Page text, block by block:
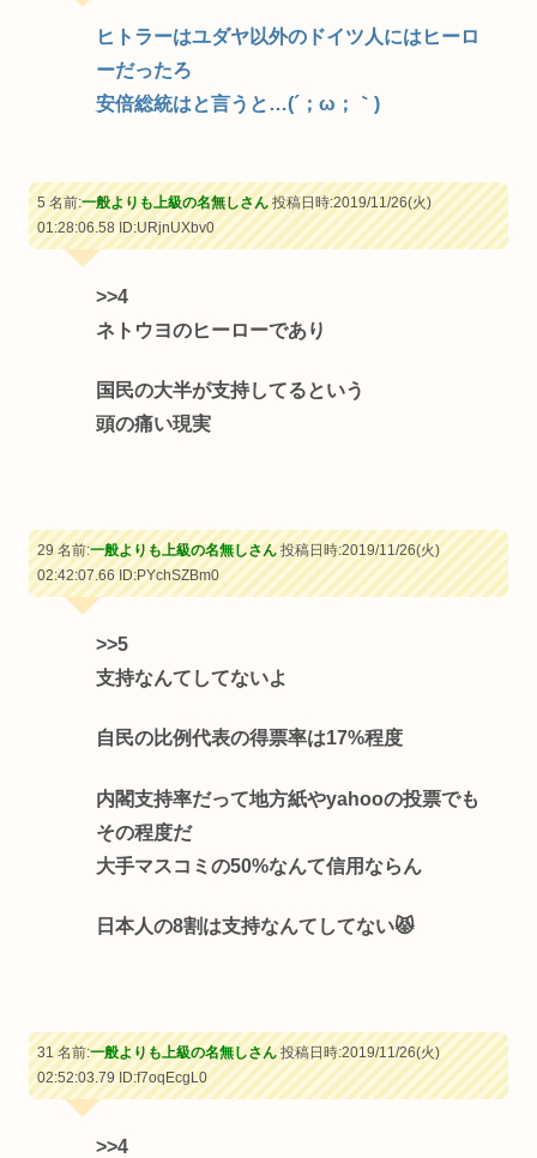
ヒトラーはユダヤ以外のドイツ人にはヒーロ
ーだったろ
安倍総統はと言うと…(´；ω；｀)
5 名前:一般よりも上級の名無しさん投稿日時:2019/11/26(火)
01:28:06.58ID:URjnUXbv0
>>4
ネトウヨのヒーローであり
国民の大半が支持してるという
頭の痛い現実
29 名前:一般よりも上級の名無しさん投稿日時:2019/11/26(火)
02:42:07.66ID:PYchSZBm0
>>5
支持なんてしてないよ
自民の比例代表の得票率は17%程度
内閣支持率だって地方紙やyahooの投票でも
その程度だ
大手マスコミの50%なんて信用ならん
日本人の8割は支持なんてしてない😾
31 名前:一般よりも上級の名無しさん投稿日時:2019/11/26(火)
02:52:03.79ID:f7oqEcgL0
>>4